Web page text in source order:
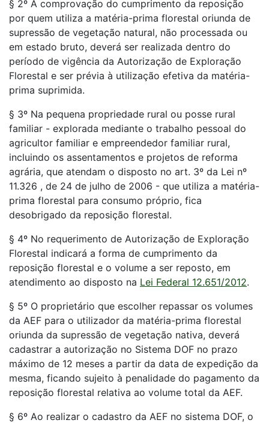
§ 2º A comprovação do cumprimento da reposição
por quem utiliza a matéria-prima florestal oriunda de
supressão de vegetação natural, não processada ou
em estado bruto, deverá ser realizada dentro do
período de vigência da Autorização de Exploração
Florestal e ser prévia à utilização efetiva da matéria-
prima suprimida.
§ 3º Na pequena propriedade rural ou posse rural
familiar - explorada mediante o trabalho pessoal do
agricultor familiar e empreendedor familiar rural,
incluindo os assentamentos e projetos de reforma
agrária, que atendam o disposto no art. 3º da Lei nº
11.326 , de 24 de julho de 2006 - que utiliza a matéria-
prima florestal para consumo próprio, fica
desobrigado da reposição florestal.
§ 4º No requerimento de Autorização de Exploração
Florestal indicará a forma de cumprimento da
reposição florestal e o volume a ser reposto, em
atendimento ao disposto na Lei Federal 12.651/2012.
§ 5º O proprietário que escolher repassar os volumes
da AEF para o utilizador da matéria-prima florestal
oriunda da supressão de vegetação nativa, deverá
cadastrar a autorização no Sistema DOF no prazo
máximo de 12 meses a partir da data de expedição da
mesma, ficando sujeito à penalidade do pagamento da
reposição florestal relativa ao volume total da AEF.
§ 6º Ao realizar o cadastro da AEF no sistema DOF, o